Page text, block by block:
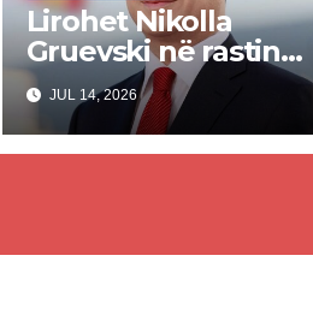
Lirohet Nikolla
Gruevski në rastin
“Talir 2”, gjykata
rrëzon akuzat për
ndërtimin e
JUL 14, 2026